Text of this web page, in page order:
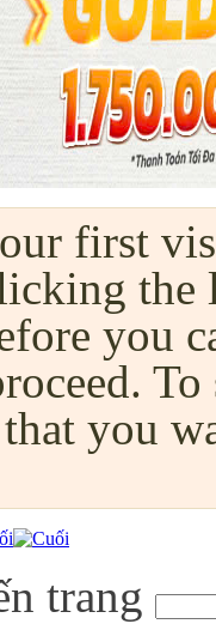
first
the
you
you
trang